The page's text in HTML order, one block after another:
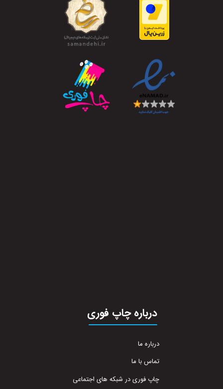
درباره چاپ فوری
درباره ما
تماس با ما
چاپ فوری در شبکه های اجتماعی